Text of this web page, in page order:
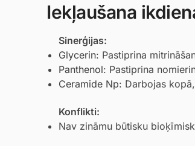
Iekļaušana
Sinerģijas:
Glycerin: Pastiprina
Panthenol: Pastiprina
Ceramide Np: Darbojas
Konflikti:
Nav zināmu būtisku